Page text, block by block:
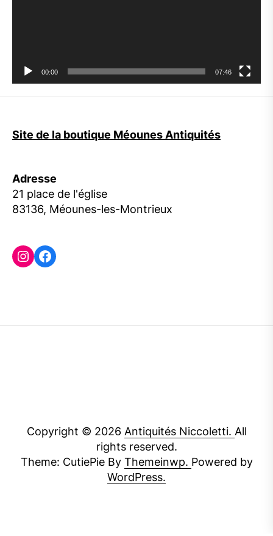
00:00 07:46
Site de la boutique Méounes Antiquités
Adresse
21 place de l'église
83136, Méounes-les-Montrieux
Instagram
Facebook
Copyright © 2026 Antiquités Niccoletti. All
rights reserved.
Theme: CutiePie By Themeinwp. Powered by
WordPress.